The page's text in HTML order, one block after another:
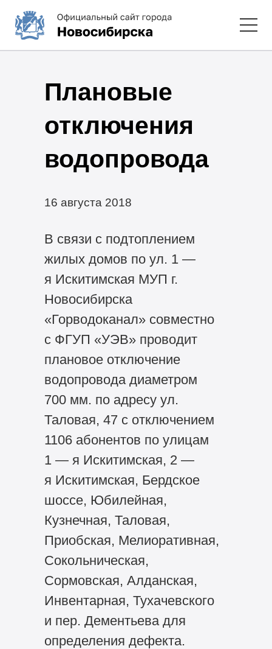
Плановые
отключения
водопровода
16 августа 2018
В связи с подтоплением
жилых домов по ул. 1 —
я Искитимская МУП г.
Новосибирска
«Горводоканал» совместно
с ФГУП «УЭВ» проводит
плановое отключение
водопровода диаметром
700 мм. по адресу ул.
Таловая, 47 с отключением
1106 абонентов по улицам
1 — я Искитимская, 2 —
я Искитимская, Бердское
шоссе, Юбилейная,
Кузнечная, Таловая,
Приобская, Мелиоративная,
Сокольническая,
Сормовская, Алданская,
Инвентарная, Тухачевского
и пер. Дементьева для
определения дефекта.